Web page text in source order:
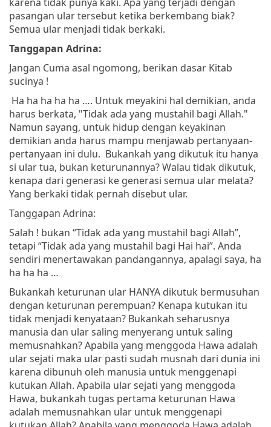
pasangan ular tersebut ketika berkembang biak?
Semua ular menjadi tidak berkaki.
Tanggapan Adrina:
Jangan Cuma asal ngomong, berikan dasar Kitab
sucinya !
Ha ha ha ha ha …. Untuk meyakini hal demikian, anda
harus berkata, "Tidak ada yang mustahil bagi Allah."
Namun sayang, untuk hidup dengan keyakinan
demikian anda harus mampu menjawab pertanyaan-
pertanyaan ini dulu. Bukankah yang dikutuk itu hanya
si ular tua, bukan keturunannya? Walau tidak dikutuk,
kenapa dari generasi ke generasi semua ular melata?
Yang berkaki tidak pernah disebut ular.
Tanggapan Adrina:
Salah ! bukan “Tidak ada yang mustahil bagi Allah”,
tetapi “Tidak ada yang mustahil bagi Hai hai”. Anda
sendiri menertawakan pandangannya, apalagi saya, ha
ha ha ha …
Bukankah keturunan ular HANYA dikutuk bermusuhan
dengan keturunan perempuan? Kenapa kutukan itu
tidak menjadi kenyataan? Bukankah seharusnya
manusia dan ular saling menyerang untuk saling
memusnahkan? Apabila yang menggoda Hawa adalah
ular sejati maka ular pasti sudah musnah dari dunia ini
karena dibunuh oleh manusia untuk menggenapi
kutukan Allah. Apabila ular sejati yang menggoda
Hawa, bukankah tugas pertama keturunan Hawa
adalah memusnahkan ular untuk menggenapi